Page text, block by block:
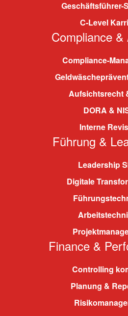
Geschäftsführer-
C-Level
Compliance &
Compliance-
Aufsichtsrecht
DORA &
Interne
Führung &
Leadership
Digitale
Finance &
Controlling
Planung &